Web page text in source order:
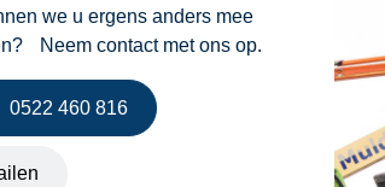
we u ergens anders mee
Neem contact met ons op.
0522 460 816